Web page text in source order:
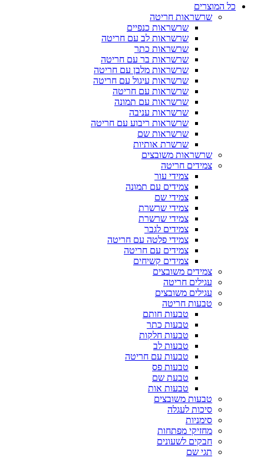
כל המוצרים
שרשראות חריטה
שרשראות כנפיים
שרשראות לב עם חריטה
שרשראות כתר
שרשראות בר עם חריטה
שרשראות מלבן עם חריטה
שרשראות עיגול עם חריטה
שרשראות עם חריטה
שרשראות עם תמונה
שרשראות עניבה
שרשראות ריבוע עם חריטה
שרשראות שם
שרשרת אותיות
שרשראות משובצים
צמידים חריטה
צמידי עור
צמידים עם תמונה
צמידי שם
צמידי שרשרת
צמידי שרשרת
צמידים לגבר
צמידי פלטה עם חריטה
צמידים עם חריטה
צמידים קשיחים
צמידים משובצים
עגילים חריטה
עגילים משובצים
טבעות חריטה
טבעות חותם
טבעות כתר
טבעות חלקות
טבעות לב
טבעות עם חריטה
טבעות פס
טבעת שם
טבעות אות
טבעות משובצים
סיכות לעגלה
סימניות
מחזיקי מפתחות
חבקים לשעונים
תגי שם